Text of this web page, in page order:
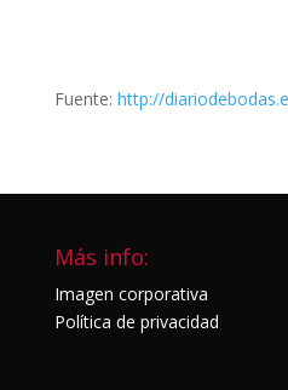
Fuente: http://
Más info:
Imagen corporativa
Política de privacidad